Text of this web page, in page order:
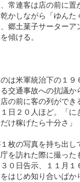
常連客は店の前に置
かしながら「ゆん
郷土菓子サーターア
傾ける。
は米軍統治下の１９
交通事故への抗議か
の前に客の列ができ
日２０人ほど。「に
け稼げたら十分さ」
枚の写真を持ち出し
を訪れた際に撮っ
０日告示、１１月
はじめ知り合いば